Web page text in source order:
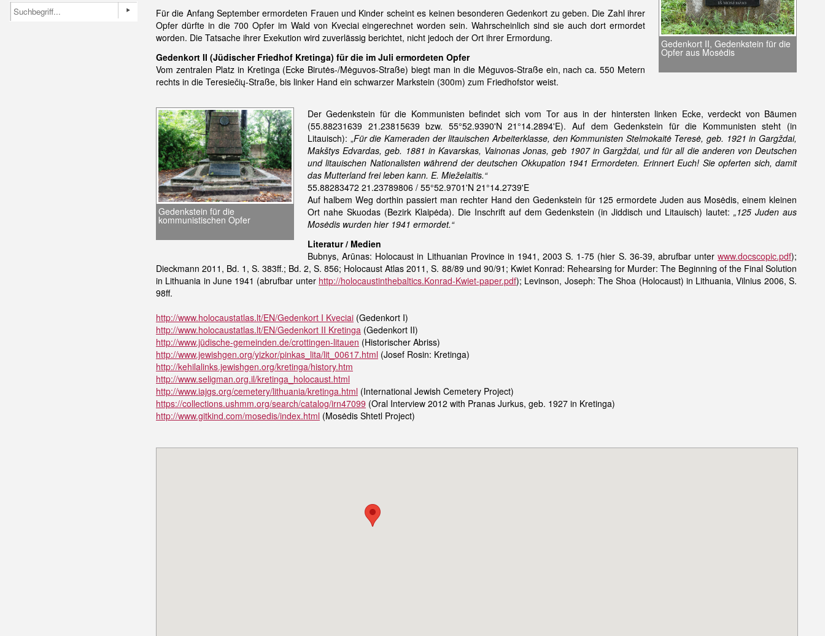
Gedenkort II, Gedenkstein für die
Opfer aus Mosėdis
Für die Anfang September ermordeten Frauen und Kinder scheint es keinen besonderen Gedenkort zu geben. Die Zahl ihrer
Opfer dürfte in die 700 Opfer im Wald von Kveciai eingerechnet worden sein. Wahrscheinlich sind sie auch dort ermordet
worden. Die Tatsache ihrer Exekution wird zuverlässig berichtet, nicht jedoch der Ort ihrer Ermordung.
Gedenkort II (Jüdischer Friedhof Kretinga) für die im Juli ermordeten Opfer
Vom zentralen Platz in Kretinga (Ecke Birutės-/Mėguvos-Straße) biegt man in die Mėguvos-Straße ein, nach ca. 550 Metern
rechts in die Teresiečių-Straße, bis linker Hand ein schwarzer Markstein (300m) zum Friedhofstor weist.
Gedenkstein für die
kommunistischen Opfer
Der Gedenkstein für die Kommunisten befindet sich vom Tor aus in der hintersten linken Ecke, verdeckt von Bäumen
(55.88231639 21.23815639 bzw. 55°52.9390'N 21°14.2894'E). Auf dem Gedenkstein für die Kommunisten steht (in
Litauisch): „Für die Kameraden der litauischen Arbeiterklasse, den Kommunisten Stelmokaitė Teresė, geb. 1921 in Gargždai,
Makštys Edvardas, geb. 1881 in Kavarskas, Vainonas Jonas, geb 1907 in Gargždai, und für all die anderen von Deutschen
und litauischen Nationalisten während der deutschen Okkupation 1941 Ermordeten. Erinnert Euch! Sie opferten sich, damit
das Mutterland frei leben kann. E. Mieželaitis.“
55.88283472 21.23789806 / 55°52.9701'N 21°14.2739'E
Auf halbem Weg dorthin passiert man rechter Hand den Gedenkstein für 125 ermordete Juden aus Mosėdis, einem kleinen
Ort nahe Skuodas (Bezirk Klaipėda). Die Inschrift auf dem Gedenkstein (in Jiddisch und Litauisch) lautet:„125 Juden aus
Mosėdis wurden hier 1941 ermordet.“
Literatur / Medien
Bubnys, Arūnas: Holocaust in Lithuanian Province in 1941, 2003 S. 1-75 (hier S. 36-39, abrufbar unter www.docscopic.pdf);
Dieckmann 2011, Bd. 1, S. 383ff.; Bd. 2, S. 856; Holocaust Atlas 2011, S. 88/89 und 90/91; Kwiet Konrad: Rehearsing for Murder: The Beginning of the Final Solution
in Lithuania in June 1941 (abrufbar unter http://holocaustinthebaltics.Konrad-Kwiet-paper.pdf); Levinson, Joseph: The Shoa (Holocaust) in Lithuania, Vilnius 2006, S.
98ff.
http://www.holocaustatlas.lt/EN/Gedenkort I Kveciai (Gedenkort I)
http://www.holocaustatlas.lt/EN/Gedenkort II Kretinga (Gedenkort II)
http://www.jüdische-gemeinden.de/crottingen-litauen (Historischer Abriss)
http://www.jewishgen.org/yizkor/pinkas_lita/lit_00617.html (Josef Rosin: Kretinga)
http://kehilalinks.jewishgen.org/kretinga/history.htm
http://www.seligman.org.il/kretinga_holocaust.html
http://www.iajgs.org/cemetery/lithuania/kretinga.html (International Jewish Cemetery Project)
https://collections.ushmm.org/search/catalog/irn47099 (Oral Interview 2012 with Pranas Jurkus, geb. 1927 in Kretinga)
http://www.gitkind.com/mosedis/index.html (Mosėdis Shtetl Project)